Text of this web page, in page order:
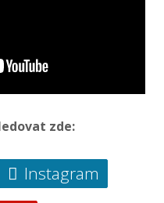
zde:
Instagram